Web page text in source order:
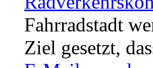
Fahrradstadt
Ziel gesetzt,